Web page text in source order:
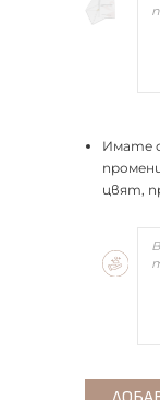
Имате
цвят,